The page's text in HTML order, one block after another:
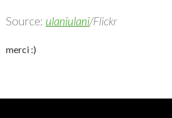
Source: ulaniulani/Flickr
merci :)